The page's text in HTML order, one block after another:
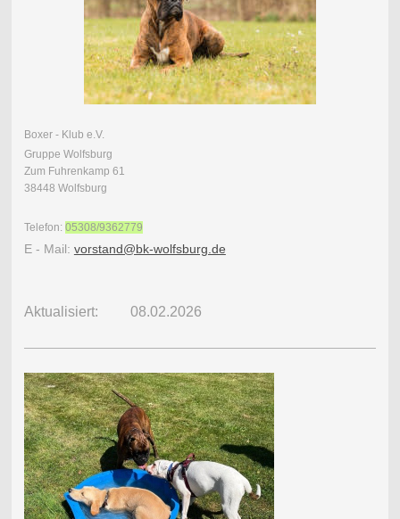
Boxer - Klub e.V.
Gruppe Wolfsburg
Zum Fuhrenkamp 61
38448 Wolfsburg
Telefon: 05308/9362779
E - Mail: vorstand@bk-wolfsburg.de
Aktualisiert: 08.02.2026